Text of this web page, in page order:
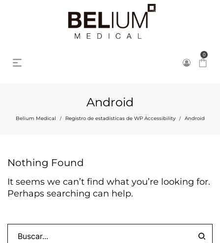
0
Android
Belium Medical / Registro de estadísticas de WP Accessibility / Android
Nothing Found
It seems we can’t find what you’re looking for.
Perhaps searching can help.